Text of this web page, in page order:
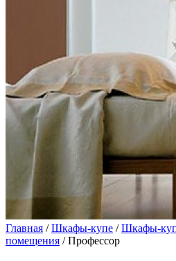
Главная /Шкафы-купе /Шкафы-
помещения / Профессор